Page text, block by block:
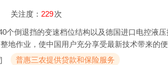
关注度： 229次
个倒退挡的变速档位结构以及德国进口电控液压
地作业，使中国用户充分享受最新技术带来的便
普惠三农提供贷款和保险服务